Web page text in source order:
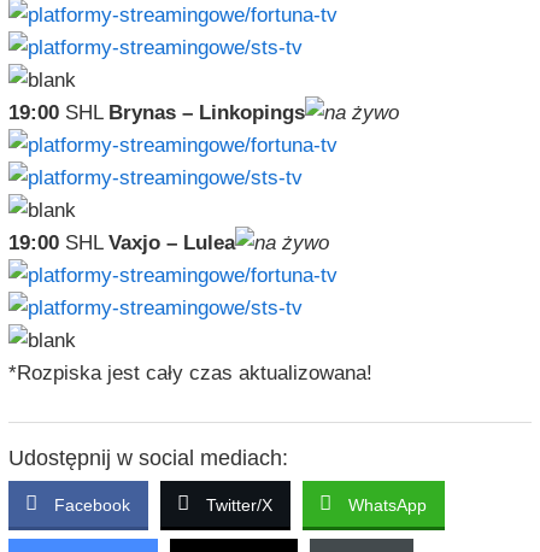
19:00SHL Brynas – Linkopings
19:00SHL Vaxjo – Lulea
*Rozpiska jest cały czas aktualizowana!
Udostępnij w social mediach:
Facebook Twitter/X WhatsApp